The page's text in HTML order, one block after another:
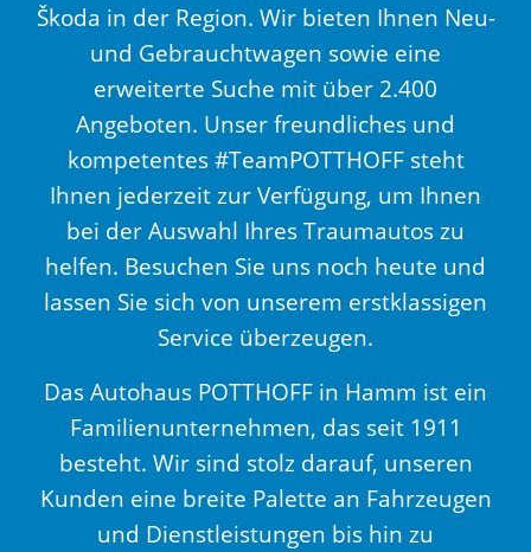
Škoda in der Region. Wir bieten Ihnen Neu-
und Gebrauchtwagen sowie eine
erweiterte Suche mit über 2.400
Angeboten. Unser freundliches und
kompetentes #TeamPOTTHOFF steht
Ihnen jederzeit zur Verfügung, um Ihnen
bei der Auswahl Ihres Traumautos zu
helfen. Besuchen Sie uns noch heute und
lassen Sie sich von unserem erstklassigen
Service überzeugen.
Das Autohaus POTTHOFF in Hamm ist ein
Familienunternehmen, das seit 1911
besteht. Wir sind stolz darauf, unseren
Kunden eine breite Palette an Fahrzeugen
und Dienstleistungen bis hin zu